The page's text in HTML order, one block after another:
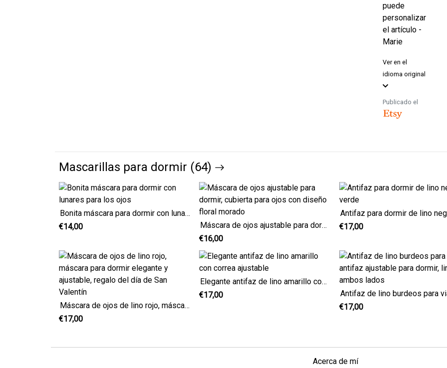
puede
personalizar
el artículo -
Marie
Ver en el
idioma original
Publicado el
Mascarillas para dormir (64)
Bonita máscara para dormir con lunares para los ojos
€14,00
Máscara de ojos ajustable para dormir, cubierta para ojos con diseño floral morado
€16,00
€17,00
Máscara de ojos de lino rojo, máscara para dormir elegante y ajustable, regalo del día de San Valentín
€17,00
Elegante antifaz de lino amarillo con correa ajustable
€17,00
€17,00
Acerca de mí